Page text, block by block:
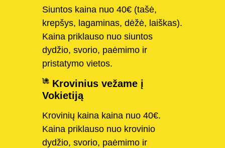
Siuntos kaina nuo 40€ (tašė,
krepšys, lagaminas, dėžė, laiškas).
Kaina priklauso nuo siuntos
dydžio, svorio, paėmimo ir
pristatymo vietos.
Krovinius vežame į
Vokietiją
Krovinių kaina kaina nuo 40€.
Kaina priklauso nuo krovinio
dydžio, svorio, paėmimo ir